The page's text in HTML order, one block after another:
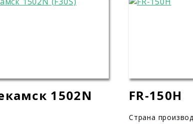
1502N
FR-150H
Страна